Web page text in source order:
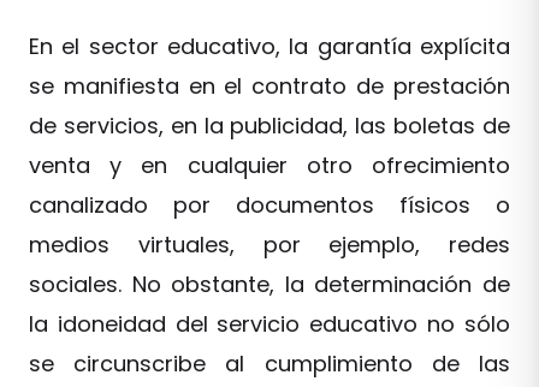
En el sector educativo, la garantía explícita
se manifiesta en el contrato de prestación
de servicios, en la publicidad, las boletas de
venta y en cualquier otro ofrecimiento
canalizado por documentos físicos o
medios virtuales, por ejemplo, redes
sociales. No obstante, la determinación de
la idoneidad del servicio educativo no sólo
se circunscribe al cumplimiento de las